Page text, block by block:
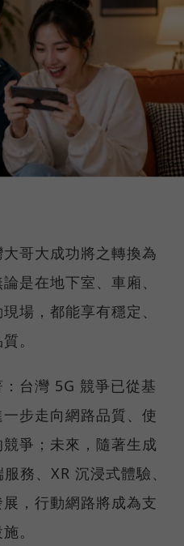
哥大成功將之轉換為
是在地下室、車廂、
場，都能享有穩定、
。
台灣 5G 競爭已從基
步走向網路品質、使
爭；未來，隨著生成
務、XR 沉浸式體驗、
，行動網路將成為支
。